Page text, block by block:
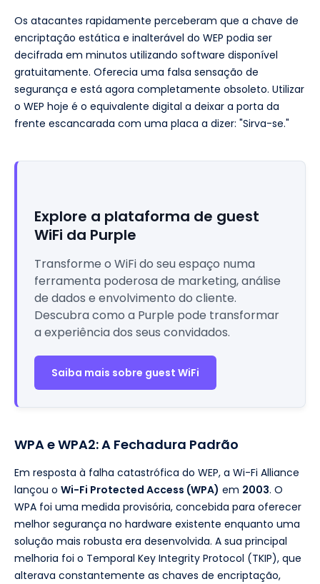
Os atacantes rapidamente perceberam que a chave de
encriptação estática e inalterável do WEP podia ser
decifrada em minutos utilizando software disponível
gratuitamente. Oferecia uma falsa sensação de
segurança e está agora completamente obsoleto. Utilizar
o WEP hoje é o equivalente digital a deixar a porta da
frente escancarada com uma placa a dizer: "Sirva-se."
Explore a plataforma de guest
WiFi da Purple
Transforme o WiFi do seu espaço numa
ferramenta poderosa de marketing, análise
de dados e envolvimento do cliente.
Descubra como a Purple pode transformar
a experiência dos seus convidados.
Saiba mais sobre guest WiFi
WPA e WPA2: A Fechadura Padrão
Em resposta à falha catastrófica do WEP, a Wi-Fi Alliance
lançou o Wi-Fi Protected Access (WPA) em 2003. O
WPA foi uma medida provisória, concebida para oferecer
melhor segurança no hardware existente enquanto uma
solução mais robusta era desenvolvida. A sua principal
melhoria foi o Temporal Key Integrity Protocol (TKIP), que
alterava constantemente as chaves de encriptação,